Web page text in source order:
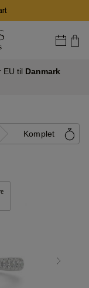
EU til Danmark
Komplet